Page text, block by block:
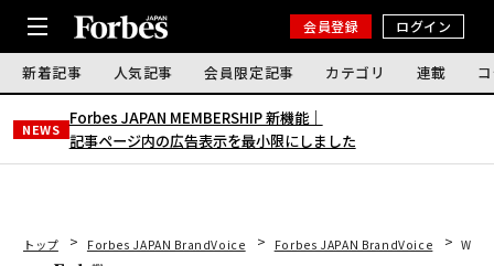
会員登録 ログイン
新着記事 人気記事 会員限定記事 カテゴリ 連載
NEWS
Forbes JAPAN MEMBERSHIP 新機能｜
記事ページ内の広告表示を最小限にしました
トップ Forbes JAPAN BrandVoice Forbes JAPAN BrandVoice